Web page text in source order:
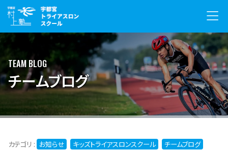
TEAM BLOG
チームブログ
カテゴリ : お知らせ キッズトライアスロンスクール チームブログ